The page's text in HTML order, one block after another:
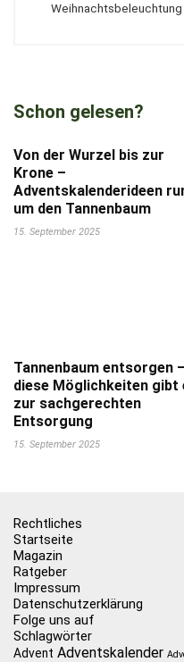
Weihnachtsbeleuchtung
Schon gelesen?
Von der Wurzel bis zur
Krone –
Adventskalenderideen
um den Tannenbaum
15. September 2025
Tannenbaum entsorgen –
diese Möglichkeiten gibt
zur sachgerechten
Entsorgung
15. September 2025
Rechtliches
Startseite
Magazin
Ratgeber
Impressum
Datenschutzerklärung
Folge uns auf
Schlagwörter
Advent Adventskalender